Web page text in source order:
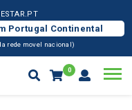
Portugal Continental
rede movel nacional)
0